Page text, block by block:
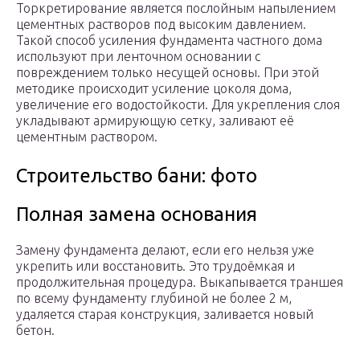
Торкретирование является послойным напылением
цементных растворов под высоким давлением.
Такой способ усиления фундамента частного дома
используют при ленточном основании с
повреждением только несущей основы. При этой
методике происходит усиление цоколя дома,
увеличение его водостойкости. Для укрепления слоя
укладывают армирующую сетку, заливают её
цементным раствором.
Строительство бани: фото
Полная замена основания
Замену фундамента делают, если его нельзя уже
укрепить или восстановить. Это трудоёмкая и
продолжительная процедура. Выкапывается траншея
по всему фундаменту глубиной не более 2 м,
удаляется старая конструкция, заливается новый
бетон.